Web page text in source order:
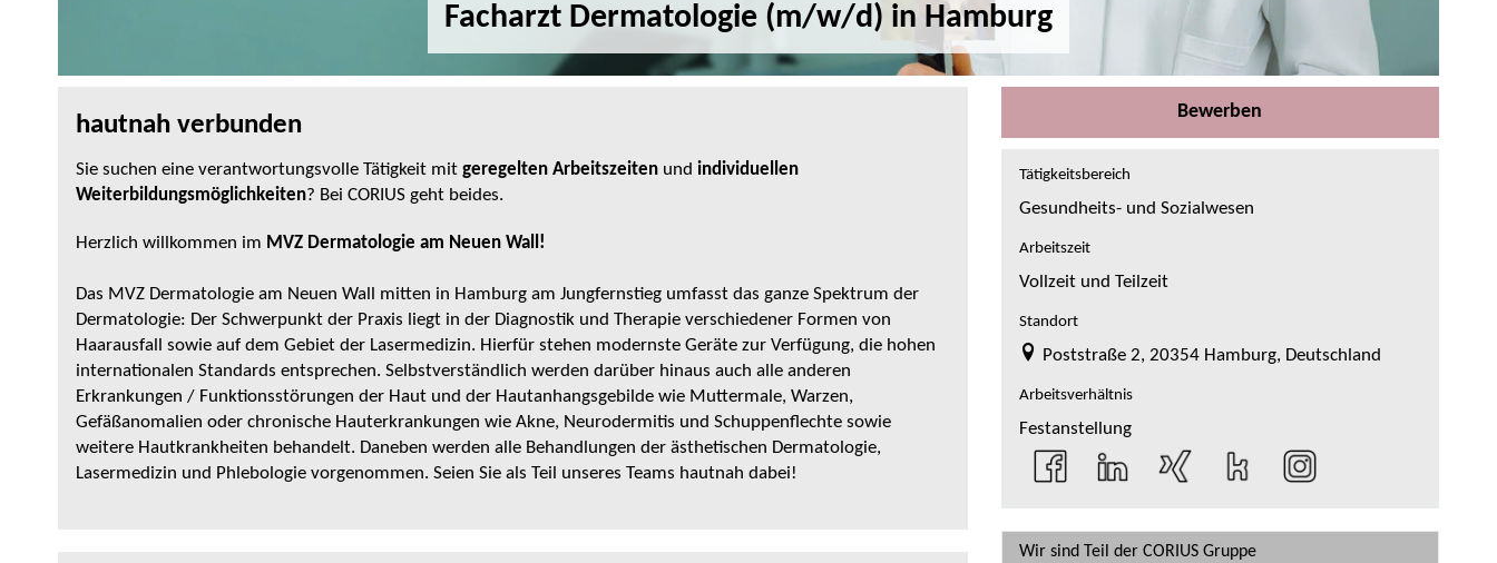
Facharzt Dermatologie (m/w/d) in Hamburg
hautnah verbunden
Sie suchen eine verantwortungsvolle Tätigkeit mit geregelten Arbeitszeiten und individuellen
Weiterbildungsmöglichkeiten? Bei CORIUS geht beides.
Herzlich willkommen im MVZ Dermatologie am Neuen Wall!
Das MVZ Dermatologie am Neuen Wall mitten in Hamburg am Jungfernstieg umfasst das ganze Spektrum der
Dermatologie: Der Schwerpunkt der Praxis liegt in der Diagnostik und Therapie verschiedener Formen von
Haarausfall sowie auf dem Gebiet der Lasermedizin. Hierfür stehen modernste Geräte zur Verfügung, die hohen
internationalen Standards entsprechen. Selbstverständlich werden darüber hinaus auch alle anderen
Erkrankungen / Funktionsstörungen der Haut und der Hautanhangsgebilde wie Muttermale, Warzen,
Gefäßanomalien oder chronische Hauterkrankungen wie Akne, Neurodermitis und Schuppenflechte sowie
weitere Hautkrankheiten behandelt. Daneben werden alle Behandlungen der ästhetischen Dermatologie,
Lasermedizin und Phlebologie vorgenommen. Seien Sie als Teil unseres Teams hautnah dabei!
Bewerben
Tätigkeitsbereich
Gesundheits- und Sozialwesen
Arbeitszeit
Vollzeit und Teilzeit
Standort
Poststraße 2, 20354 Hamburg, Deutschland
Arbeitsverhältnis
Festanstellung
Wir sind Teil der CORIUS Gruppe